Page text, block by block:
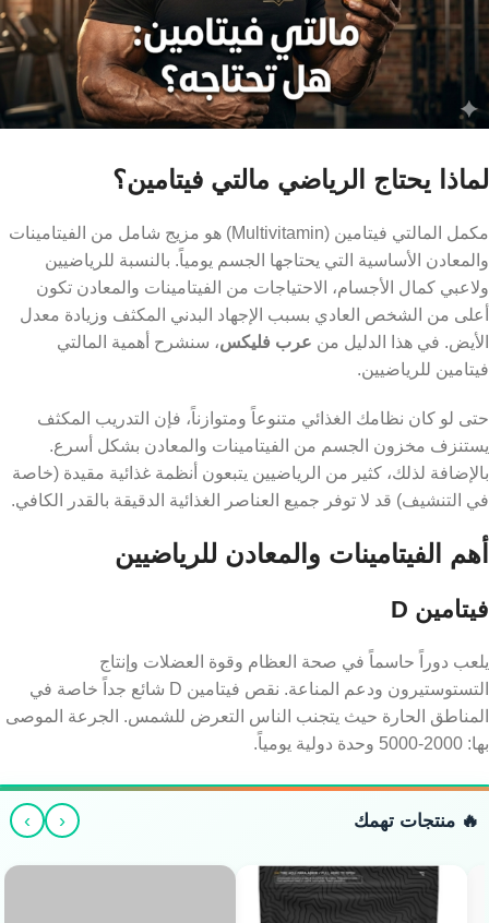
لماذا يحتاج الرياضي مالتي فيتامين؟
مكمل المالتي فيتامين (Multivitamin) هو مزيج شامل من الفيتامينات
والمعادن الأساسية التي يحتاجها الجسم يومياً. بالنسبة للرياضيين
ولاعبي كمال الأجسام، الاحتياجات من الفيتامينات والمعادن تكون
أعلى من الشخص العادي بسبب الإجهاد البدني المكثف وزيادة معدل
الأيض. في هذا الدليل من عرب فليكس، سنشرح أهمية المالتي
فيتامين للرياضيين.
حتى لو كان نظامك الغذائي متنوعاً ومتوازناً، فإن التدريب المكثف
يستنزف مخزون الجسم من الفيتامينات والمعادن بشكل أسرع.
بالإضافة لذلك، كثير من الرياضيين يتبعون أنظمة غذائية مقيدة (خاصة
في التنشيف) قد لا توفر جميع العناصر الغذائية الدقيقة بالقدر الكافي.
أهم الفيتامينات والمعادن للرياضيين
فيتامين D
يلعب دوراً حاسماً في صحة العظام وقوة العضلات وإنتاج
التستوستيرون ودعم المناعة. نقص فيتامين D شائع جداً خاصة في
المناطق الحارة حيث يتجنب الناس التعرض للشمس. الجرعة الموصى
بها: 2000-5000 وحدة دولية يومياً.
🔥 منتجات تهمك ‹
›